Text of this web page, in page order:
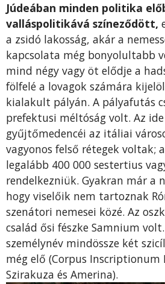
Júdeában minden politika
valláspoliti­kává színeződött,
a zsidó lakos­ság, akár a
kapcsolata még bonyolultabb
mind négy vagy öt elődje a
fölfelé a lovagok számára
kialakult pályán. A pályafutás
prefektusi méltóság volt. Az
gyűjtőmedencéi az itáliai
vagyonos felső rétegek voltak;
legalább 400 000 sestertius
rendelkezniük. Gyakran már a
hogy viselőik nem tartoznak
szenátori nemesei közé. Az
család ősi fészke Samnium
személynév mindössze két
még elő (Corpus Inscriptionum
Szirakuza és Amerina).